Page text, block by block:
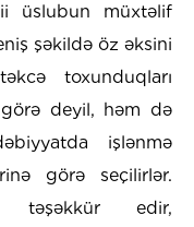
üslubun müxtəlif
şəkildə öz əksini
toxunduqları
deyil, həm də
işlənmə
görə seçilirlər.
təşəkkür edir,